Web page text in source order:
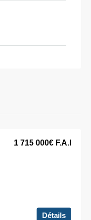
1 715 000€ F.A.I
Détails